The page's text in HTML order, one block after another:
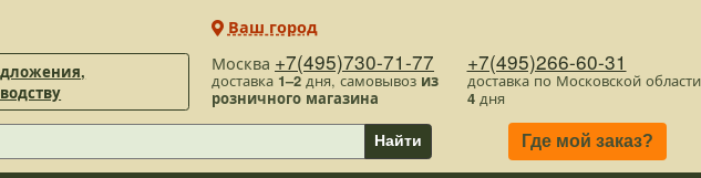
Москва +7(495)730-71-77
доставка 1–2дня, самовывоз из
розничного магазина
+7(495)266-60-31
доставка по Московской области
4дня
Ваш город
Где мой заказ?
Найти